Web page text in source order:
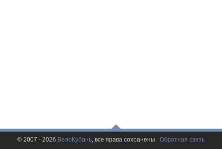
© 2007 - 2026 ВелоКубань, все права сохранены. Обратная связь